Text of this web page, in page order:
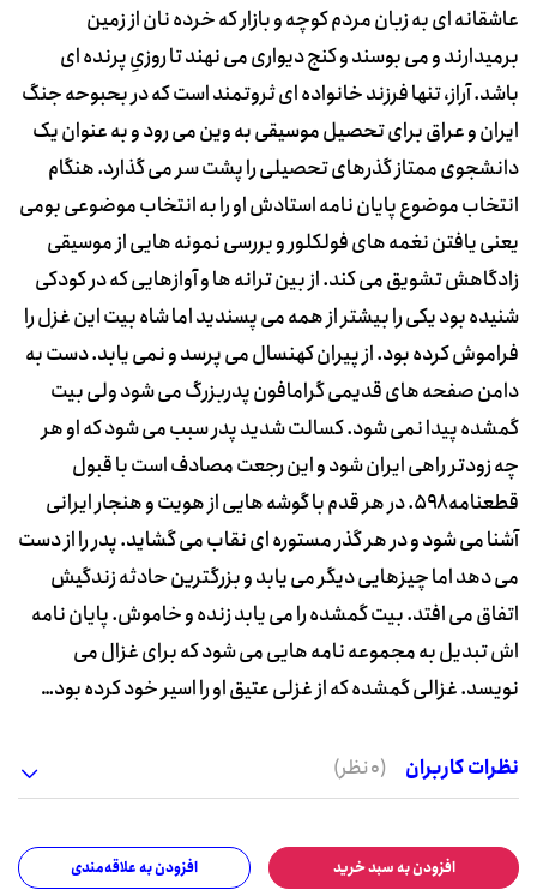
عاشقانه ای به زبان مردم کوچه و بازار که خرده نان از زمین
برمیدارند و می بوسند و کنج دیواری می نهند تا روزیِ پرنده ای
باشد. آراز، تنها فرزند خانواده ای ثروتمند است که در بحبوحه جنگ
ایران و عراق برای تحصیل موسیقی به وین می رود و به عنوان یک
دانشجوی ممتاز گذرهای تحصیلی را پشت سر می گذارد. هنگام
انتخاب موضوع پایان نامه استادش او را به انتخاب موضوعی بومی
یعنی یافتن نغمه های فولکلور و بررسی نمونه هایی از موسیقی
زادگاهش تشویق می کند. از بین ترانه ها و آوازهایی که در کودکی
شنیده بود یکی را بیشتر از همه می پسندید اما شاه بیت این غزل را
فراموش کرده بود. از پیران کهنسال می پرسد و نمی یابد. دست به
دامن صفحه های قدیمی گرامافون پدربزرگ می شود ولی بیت
گمشده پیدا نمی شود. کسالت شدید پدر سبب می شود که او هر
چه زودتر راهی ایران شود و این رجعت مصادف است با قبول
قطعنامه ۵۹۸. در هر قدم با گوشه هایی از هویت و هنجار ایرانی
آشنا می شود و در هر گذر مستوره ای نقاب می گشاید. پدر را از دست
می دهد اما چیزهایی دیگر می یابد و بزرگترین حادثه زندگیش
اتفاق می افتد. بیت گمشده را می یابد زنده و خاموش. پایان نامه
اش تبدیل به مجموعه نامه هایی می شود که برای غزال می
نویسد. غزالی گمشده که از غزلی عتیق او را اسیر خود کرده بود…
نظرات کاربران (0 نظر)
افزودن به سبد خرید افزودن به علاقه‌مندی